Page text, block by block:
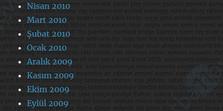
Nisan 2010
Mart 2010
Şubat 2010
Ocak 2010
Aralık 2009
Kasım 2009
Ekim 2009
Eylül 2009